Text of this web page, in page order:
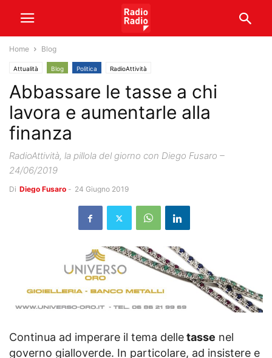
Home Blog
Attualità Blog Politica RadioAttività
Abbassare le tasse a chi
lavora e aumentarle alla
finanza
RadioAttività, la pillola del giorno con Diego Fusaro –
24/06/2019
Di Diego Fusaro - 24 Giugno 2019
Continua ad imperare il tema delletasse nel
governo gialloverde. In particolare, ad insistere e